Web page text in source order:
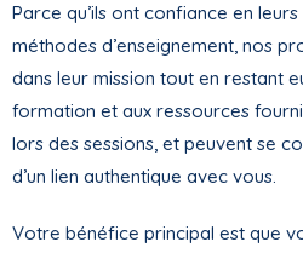
Parce qu’ils ont confiance en
méthodes d’enseignement, nos
dans leur mission tout en restant
formation et aux ressources
lors des sessions, et peuvent se
d’un lien authentique avec vous.
Votre bénéfice principal est que